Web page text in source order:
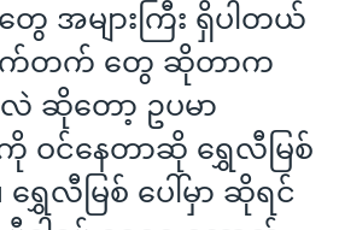
အများကြီး ရှိပါတယ်
လက်တက် တွေ ဆိုတာက
ဆိုတော့ ဥပမာ
ဝင်နေတာဆို ရွှေလီမြစ်
ရွှေလီမြစ် ပေါ်မှာ ဆိုရင်